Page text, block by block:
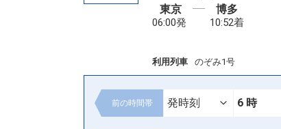
東京
06:00発
博多
10:52着
利用列車 のぞみ1号
前の時間帯